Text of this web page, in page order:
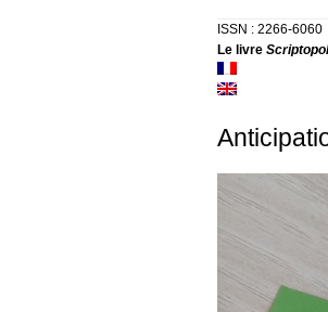
ISSN : 2266-6060
Le livre